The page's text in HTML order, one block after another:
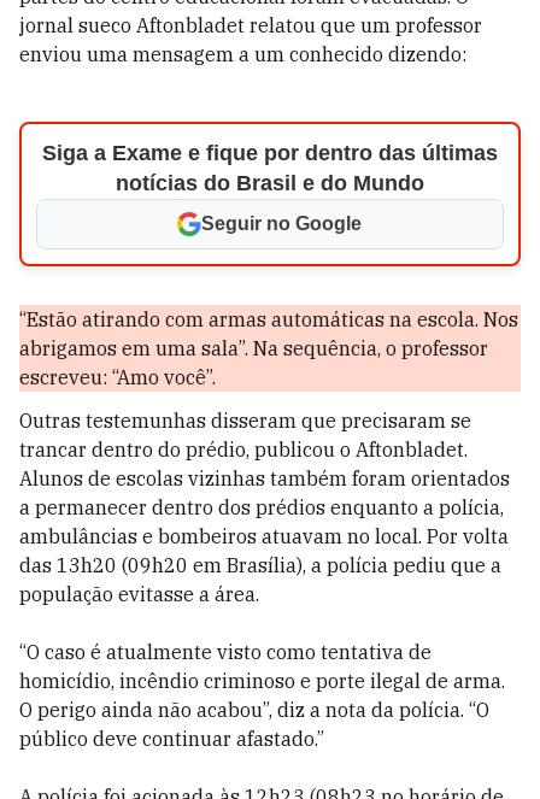
jornal sueco Aftonbladet relatou que um professor
enviou uma mensagem a um conhecido dizendo:
Siga a Exame e fique por dentro das últimas
notícias do Brasil e do Mundo
Seguir no Google
“Estão atirando com armas automáticas na escola. Nos
abrigamos em uma sala”. Na sequência, o professor
escreveu: “Amo você”.
Outras testemunhas disseram que precisaram se
trancar dentro do prédio, publicou o Aftonbladet.
Alunos de escolas vizinhas também foram orientados
a permanecer dentro dos prédios enquanto a polícia,
ambulâncias e bombeiros atuavam no local. Por volta
das 13h20 (09h20 em Brasília), a polícia pediu que a
população evitasse a área.
“O caso é atualmente visto como tentativa de
homicídio, incêndio criminoso e porte ilegal de arma.
O perigo ainda não acabou”, diz a nota da polícia. “O
público deve continuar afastado.”